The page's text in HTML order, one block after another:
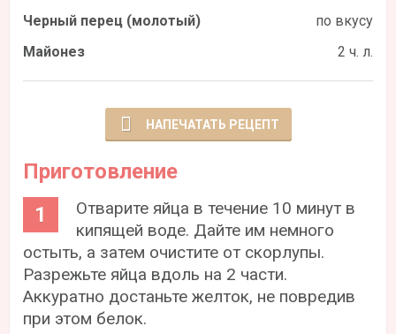
Черный перец (молотый)
по вкусу
Майонез
2 ч. л.
НАПЕЧАТАТЬ РЕЦЕПТ
Приготовление
Отварите яйца в течение 10 минут в
кипящей воде. Дайте им немного
остыть, а затем очистите от скорлупы.
Разрежьте яйца вдоль на 2 части.
Аккуратно достаньте желток, не повредив
при этом белок.